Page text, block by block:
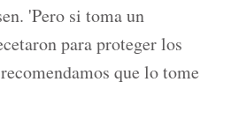
'Pero si toma un
para proteger los
que lo tome